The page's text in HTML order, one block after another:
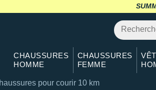
CHAUSSURES
HOMME
CHAUSSURES
FEMME
pour courir 10 km